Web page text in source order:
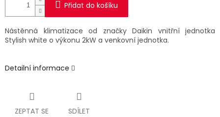
Přidat do košíku
Nástěnná klimatizace od značky Daikin vnitřní jednotka
Stylish white o výkonu 2kW a venkovní jednotka.
Detailní informace
ZEPTAT SE SDÍLET